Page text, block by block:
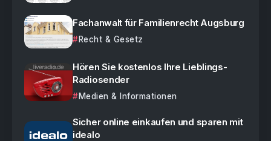
Fachanwalt für Familienrecht Augsburg
Recht & Gesetz
Hören Sie kostenlos Ihre Lieblings-
Radiosender
Medien & Informationen
Sicher online einkaufen und sparen mit
idealo